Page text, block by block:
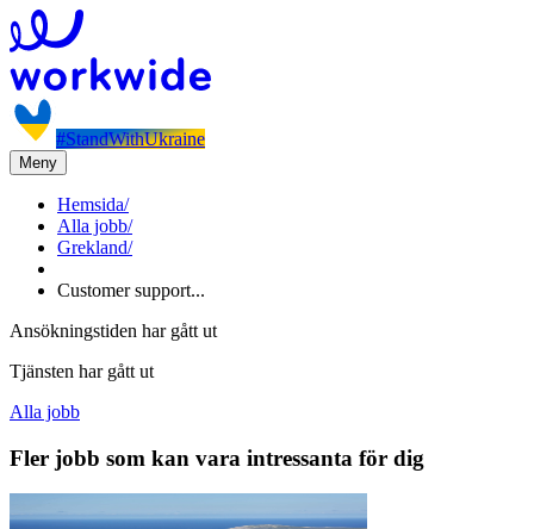
#StandWithUkraine
Meny
Hemsida/
Alla jobb/
Grekland/
Customer support...
Ansökningstiden har gått ut
Tjänsten har gått ut
Alla jobb
Fler jobb som kan vara intressanta för dig